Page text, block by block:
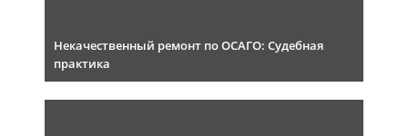
Некачественный ремонт по ОСАГО: Судебная
практика